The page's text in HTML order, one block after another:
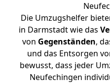
Die Umzugshelfer
in Darmstadt wie das
von Gegenständen,
und das Entsorgen
bewusst, dass jeder
Neufechingen